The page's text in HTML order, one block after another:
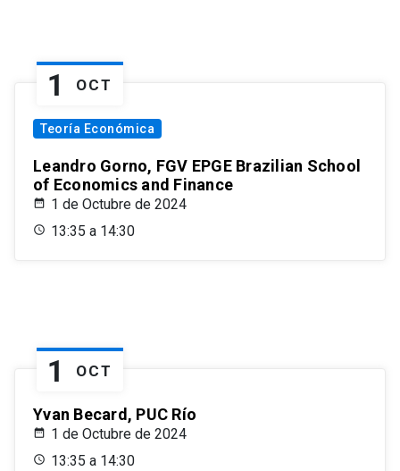
1 OCT
Teoría Económica
Leandro Gorno, FGV EPGE Brazilian School
of Economics and Finance
1 de Octubre de 2024
13:35 a 14:30
1 OCT
Yvan Becard, PUC Río
1 de Octubre de 2024
13:35 a 14:30